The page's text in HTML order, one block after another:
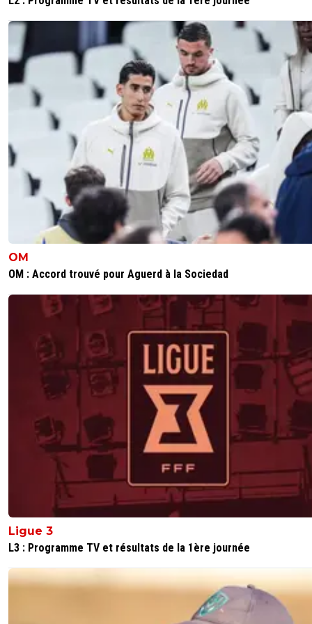
OM
OM : Accord trouvé pour Aguerd à la Sociedad
Ligue 3
L3 : Programme TV et résultats de la 1ère journée